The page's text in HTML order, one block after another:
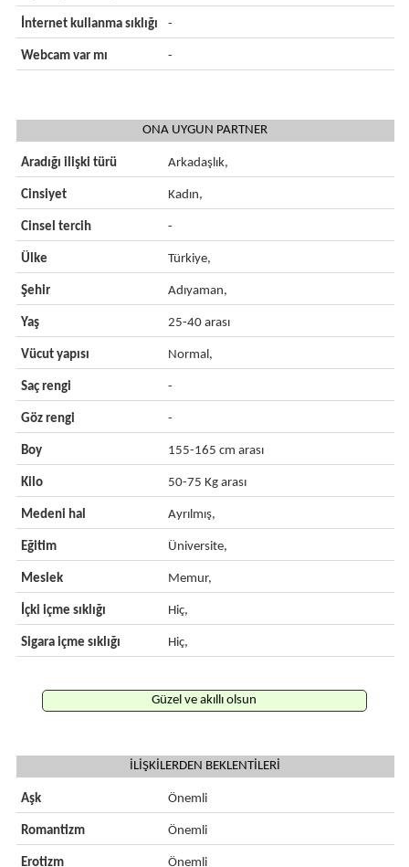
İnternet kullanma sıklığı -
Webcam var mı -
ONA UYGUN PARTNER
Aradığı ilişki türü Arkadaşlık,
Cinsiyet Kadın,
Cinsel tercih -
Ülke Türkiye,
Şehir Adıyaman,
Yaş 25-40 arası
Vücut yapısı Normal,
Saç rengi -
Göz rengi -
Boy 155-165 cm arası
Kilo 50-75 Kg arası
Medeni hal Ayrılmış,
Eğitim Üniversite,
Meslek Memur,
İçki içme sıklığı Hiç,
Sigara içme sıklığı Hiç,
Güzel ve akıllı olsun
İLİŞKİLERDEN BEKLENTİLERİ
Aşk Önemli
Romantizm Önemli
Erotizm Önemli